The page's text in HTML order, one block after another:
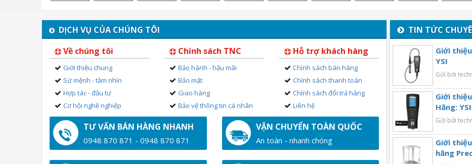
DỊCH VỤ CỦA CHÚNG TÔI
Về chúng tôi
Giới thiệu chung
Sứ mệnh - tầm nhìn
Hợp tác - đầu tư
Cơ hội nghề nghiệp
Chính sách TNC
Bảo hành - hậu mãi
Bảo mật
Giao hàng
Bảo vệ thông tin cá nhân
Hỗ trợ khách hàng
Chính sách bán hàng
Chính sách thanh toán
Chính sách đổi trả hàng
Liên hệ
TƯ VẤN BÁN HÀNG NHANH
0948 870 871 - 0948 870 871
VẬN CHUYỂN TOÀN QUỐC
An toàn - nhanh chóng
TIN TỨC
Giới
YSI
Gửi bởi
Giới
Hãng:
Gửi bởi
Giới
hãng